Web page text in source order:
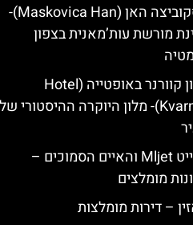
מסקוביצה האן (Maskovica Han)-
מורשת עות’מאנית בצפון
מלון קוורנר באופטייה (Hotel
Kvarner)- מלון היוקרה ההיסטורי של
מלייט Mljet והאיים הסמוכים –
מומלצים
– דירות מומלצות